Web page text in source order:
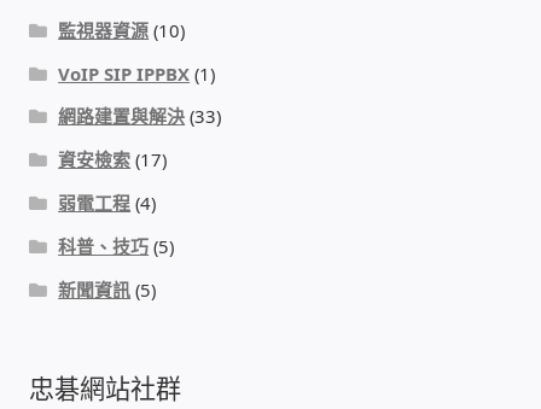
監視器資源 (10)
VoIP SIP IPPBX (1)
網路建置與解決 (33)
資安檢索 (17)
弱電工程 (4)
科普、技巧 (5)
新聞資訊 (5)
忠碁網站社群